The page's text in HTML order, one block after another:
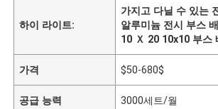
하이 라이트:
가지고 다닐 수 있는
알루미늄 전시 부스
10 Ｘ 20 10x10 부스
가격 $50-680$
공급 능력 3000세트/월